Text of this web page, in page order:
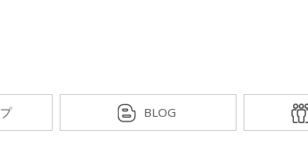
BLOG